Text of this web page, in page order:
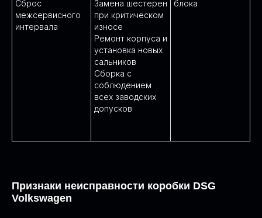
Сброс
межсервисного
интервала
Замена шестерен
при критическом
износе
Ремонт корпуса и
установка новых
сальников
Сборка с
соблюдением
всех заводских
допусков
блока
Признаки неисправности коробки DSG
Volkswagen